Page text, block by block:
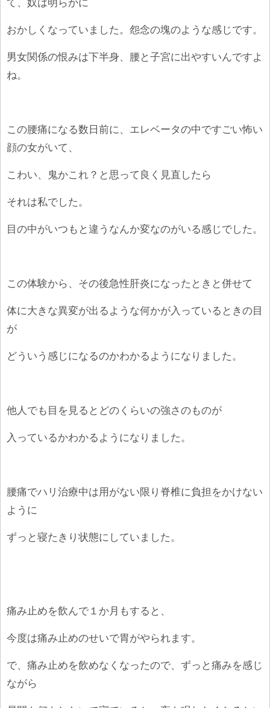
て、奴は明らかに
おかしくなっていました。怨念の塊のような感じです。
男女関係の恨みは下半身、腰と子宮に出やすいんですよ
ね。
この腰痛になる数日前に、エレベータの中ですごい怖い
顔の女がいて、
こわい、鬼かこれ？と思って良く見直したら
それは私でした。
目の中がいつもと違うなんか変なのがいる感じでした。
この体験から、その後急性肝炎になったときと併せて
体に大きな異変が出るような何かが入っているときの目
が
どういう感じになるのかわかるようになりました。
他人でも目を見るとどのくらいの強さのものが
入っているかわかるようになりました。
腰痛でハリ治療中は用がない限り脊椎に負担をかけない
ように
ずっと寝たきり状態にしていました。
痛み止めを飲んで１か月もすると、
今度は痛み止めのせいで胃がやられます。
で、痛み止めを飲めなくなったので、ずっと痛みを感じ
ながら